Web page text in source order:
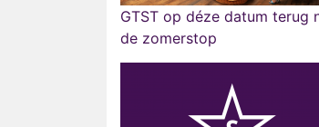
GTST op déze datum terug
de zomerstop